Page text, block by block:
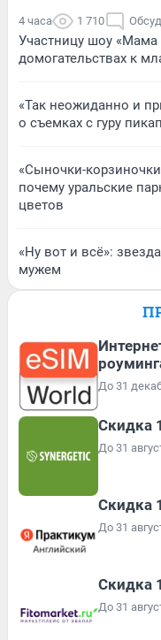
4 часа 1 710
Участницу шоу «Мама
домогательствах к
«Так неожиданно и
о съемках с гуру
«Сыночки-
почему уральские
цветов
«Ну вот и всё»:
мужем
До 31
Скидка
До 31
Скидка
До 31
Скидка
До 31